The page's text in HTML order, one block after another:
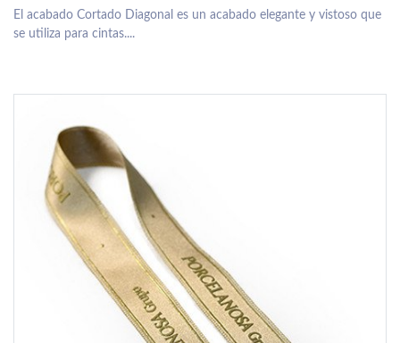
El acabado Cortado Diagonal es un acabado elegante y vistoso que
se utiliza para cintas....